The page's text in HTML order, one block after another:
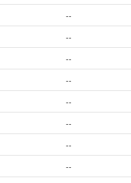
--
--
--
--
--
--
--
--